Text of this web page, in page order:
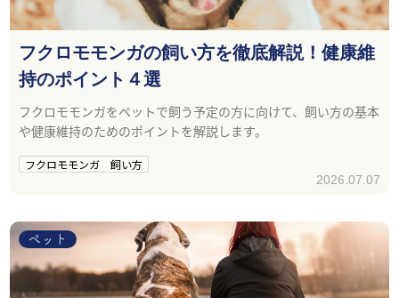
フクロモモンガの飼い方を徹底解説！健康維
持のポイント４選
フクロモモンガをペットで飼う予定の方に向けて、飼い方の基本
や健康維持のためのポイントを解説します。
フクロモモンガ 飼い方
2026.07.07
ペット